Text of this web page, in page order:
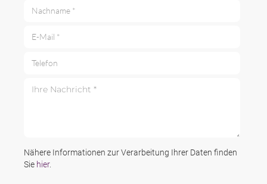
Nähere Informationen zur Verarbeitung Ihrer Daten finden
Sie hier.